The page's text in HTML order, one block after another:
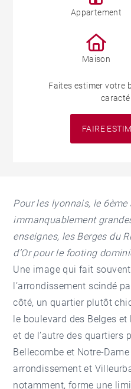
Appartement
Maison
Faites estimer votre
FAIRE
Pour les lyonnais, le
immanquablement
enseignes, les Berges du
d’Or pour le footing
Une image qui fait
l’arrondissement scindé
côté, un quartier plutôt
le boulevard des Belges
et de l’autre des quartiers
Bellecombe et Notre-
arrondissement et
notamment, forme une